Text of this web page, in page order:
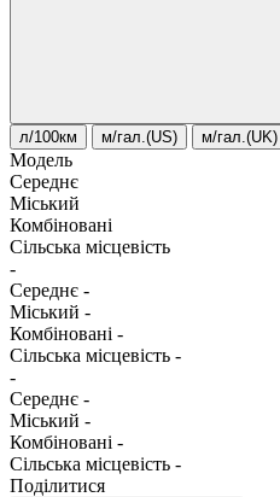
л/100км м/гал.(US) м/гал.(UK)
Модель
Середнє
Міський
Комбіновані
Сільська місцевість
-
Середнє -
Міський -
Комбіновані -
Сільська місцевість -
-
Середнє -
Міський -
Комбіновані -
Сільська місцевість -
Поділитися